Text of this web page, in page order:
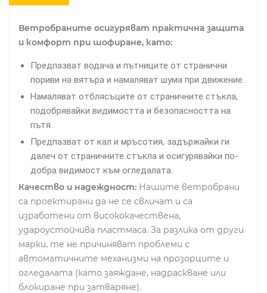
Ветробраните осигуряват практична защита
и комфорт при шофиране, като:
Предпазват водача и пътниците от странични
пориви на вятъра и намаляват шума при движение.
Намаляват отблясъците от страничните стъкла,
подобрявайки видимостта и безопасността на
пътя.
Предпазват от кал и мръсотия, задържайки ги
далеч от страничните стъкла и осигурявайки по-
добра видимост към огледалата.
Качество и надеждност: Нашите ветробрани
са проектирани да не се свличат и са
изработени от висококачествена,
удароустойчива пластмаса. За разлика от други
марки, те не причиняват проблеми с
автоматичните механизми на прозорците и
огледалата (като заяждане, надраскване или
блокиране при затваряне).